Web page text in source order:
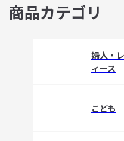
商品カテゴリ
婦人・
ィース
こども